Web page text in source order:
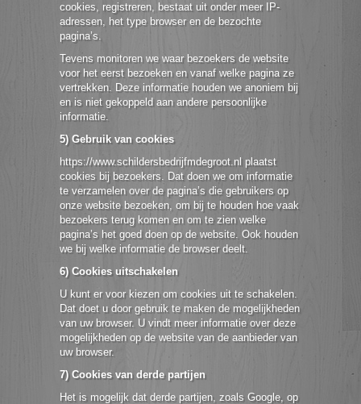
cookies, registreren, bestaat uit onder meer IP-
adressen, het type browser en de bezochte
pagina’s.
Tevens monitoren we waar bezoekers de website
voor het eerst bezoeken en vanaf welke pagina ze
vertrekken. Deze informatie houden we anoniem bij
en is niet gekoppeld aan andere persoonlijke
informatie.
5) Gebruik van cookies
https://www.schildersbedrijfmdegroot.nl plaatst
cookies bij bezoekers. Dat doen we om informatie
te verzamelen over de pagina’s die gebruikers op
onze website bezoeken, om bij te houden hoe vaak
bezoekers terug komen en om te zien welke
pagina’s het goed doen op de website. Ook houden
we bij welke informatie de browser deelt.
6) Cookies uitschakelen
U kunt er voor kiezen om cookies uit te schakelen.
Dat doet u door gebruik te maken de mogelijkheden
van uw browser. U vindt meer informatie over deze
mogelijkheden op de website van de aanbieder van
uw browser.
7) Cookies van derde partijen
Het is mogelijk dat derde partijen, zoals Google, op